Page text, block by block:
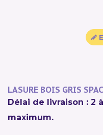
LASURE BOIS GRIS
Délai de livraison : 2
maximum.